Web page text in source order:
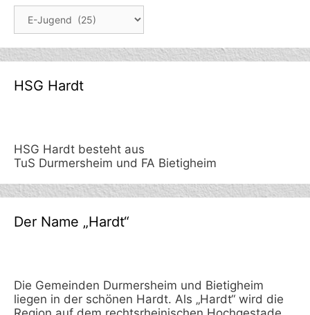
HSG Hardt
HSG Hardt besteht aus
TuS Durmersheim und FA Bietigheim
Der Name „Hardt“
Die Gemeinden Durmersheim und Bietigheim
liegen in der schönen Hardt. Als „Hardt“ wird die